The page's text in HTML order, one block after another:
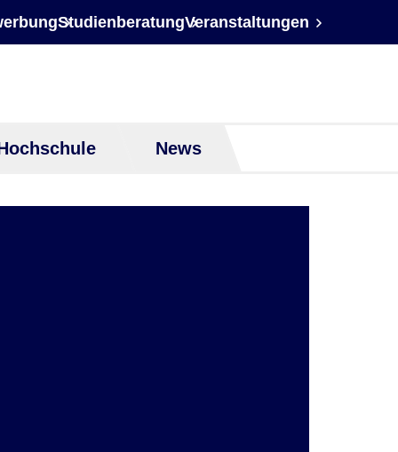
StudienberatungVeranstaltungen
News